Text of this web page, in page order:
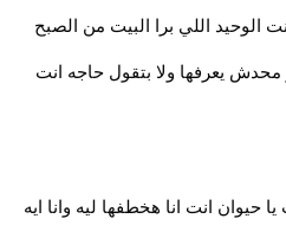
الوحيد اللي برا البيت من الصبح
يعرفها ولا بتقول حاجه انت
حيوان انت انا هخطفها ليه وانا ايه